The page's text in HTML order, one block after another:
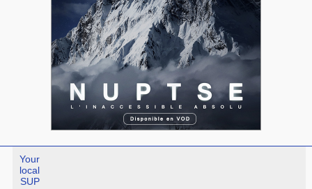
Your
local
SUP